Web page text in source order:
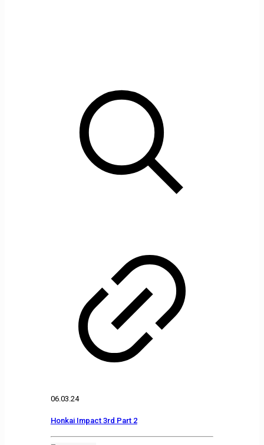
06.03.24
Honkai Impact 3rd Part 2